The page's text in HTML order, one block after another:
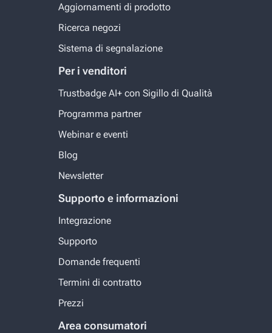
Aggiornamenti di prodotto
Ricerca negozi
Sistema di segnalazione
Per i venditori
Trustbadge AI+ con Sigillo di Qualità
Programma partner
Webinar e eventi
Blog
Newsletter
Supporto e informazioni
Integrazione
Supporto
Domande frequenti
Termini di contratto
Prezzi
Area consumatori